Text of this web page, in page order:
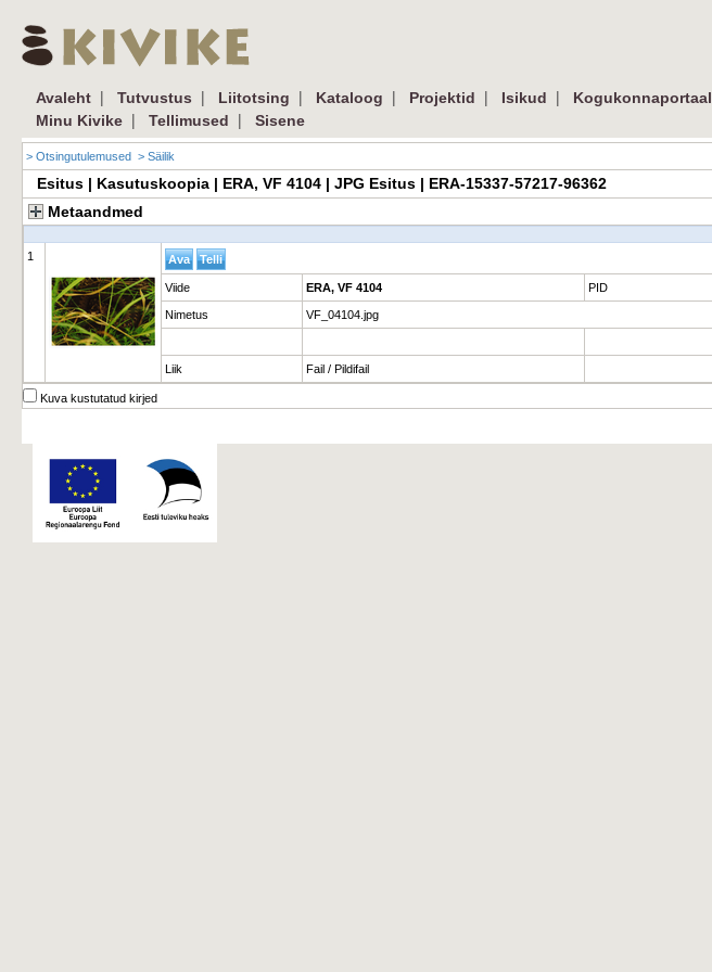
Avaleht | Tutvustus | Liitotsing | Kataloog | Projektid | Isikud |
Kogukonnaportaal
Minu Kivike | Tellimused | Sisene
> Otsingutulemused > Säilik
Esitus | Kasutuskoopia | ERA, VF 4104 | JPG Esitus | ERA-15337-57217-96362
Metaandmed
1
Viide ERA, VF 4104 PID
Nimetus VF_04104.jpg
Liik Fail / Pildifail
Kuva kustutatud kirjed